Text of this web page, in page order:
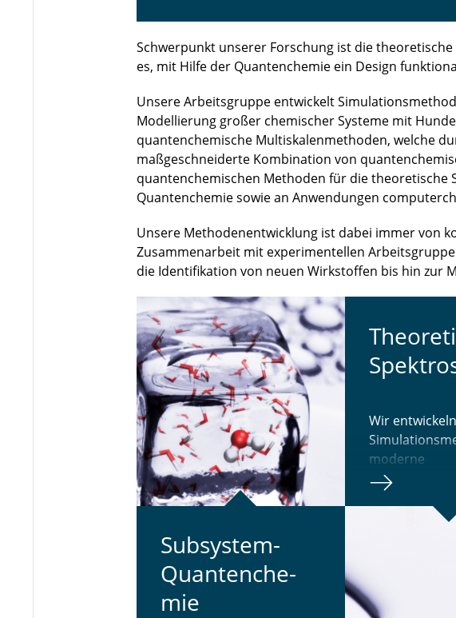
Schwerpunkt unserer Forschung ist die
es, mit Hilfe der Quantenchemie ein Design
Unsere Arbeitsgruppe entwickelt
Modellierung großer chemischer Systeme mit
quantenchemische Multiskalenmethoden, welche
maßgeschneiderte Kombination von
quantenchemischen Methoden für die
Quantenchemie sowie an Anwendungen
Unsere Methodenentwicklung ist dabei immer von
Zusammenarbeit mit experimentellen
die Identifikation von neuen Wirkstoffen bis hin zur
Sub­sys­tem-
Quan­ten­che­
mie
Wir
moderne
modellieren